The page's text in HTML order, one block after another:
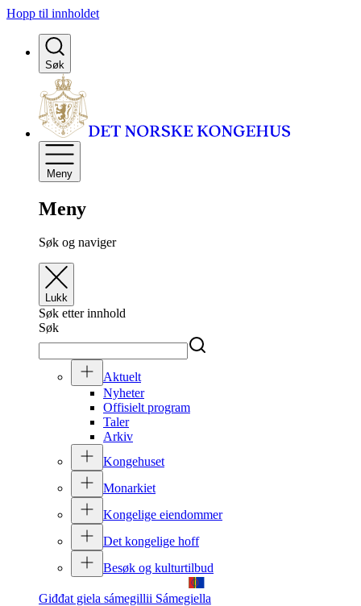
Hopp til innholdet
Søk
Meny
Meny
Søk og naviger
Lukk
Søk etter innhold
Søk
Aktuelt
Nyheter
Offisielt program
Taler
Arkiv
Kongehuset
Monarkiet
Kongelige eiendommer
Det kongelige hoff
Besøk og kulturtilbud
Giđđat giela sámegillii Sámegiella